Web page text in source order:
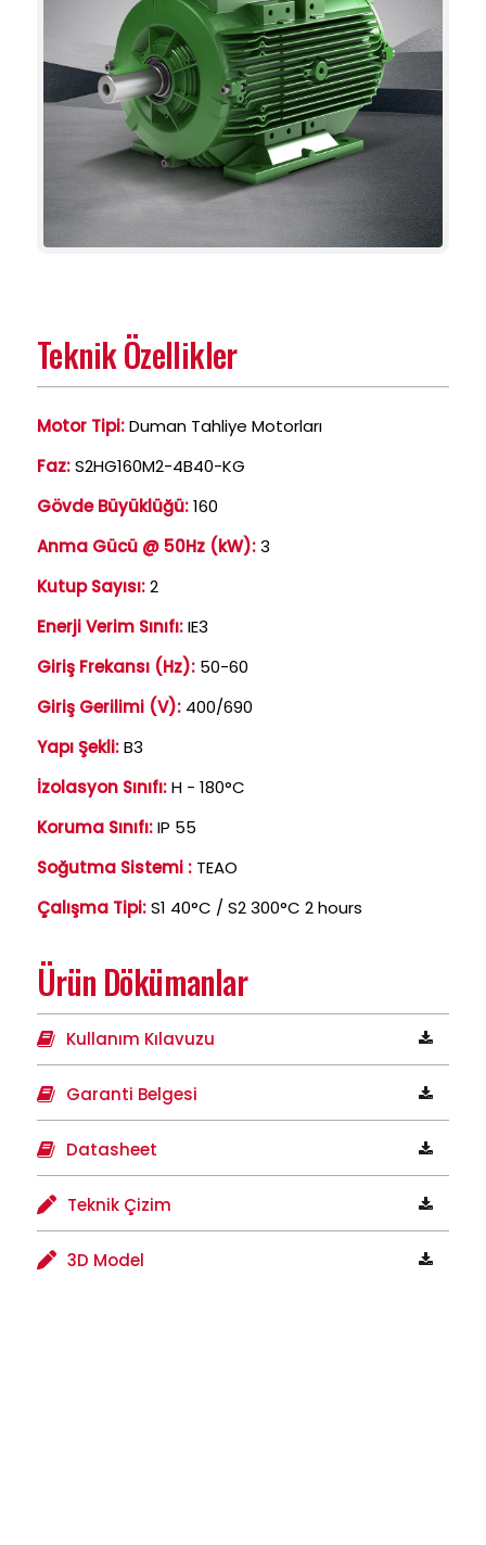
Teknik Özellikler
Motor Tipi:Duman Tahliye Motorları
Faz:S2HG160M2-4B40-KG
Gövde Büyüklüğü:160
Anma Gücü @ 50Hz (kW):3
Kutup Sayısı:2
Enerji Verim Sınıfı:IE3
Giriş Frekansı (Hz): 50-60
Giriş Gerilimi (V): 400/690
Yapı Şekli:B3
İzolasyon Sınıfı:H - 180°C
Koruma Sınıfı:IP 55
Soğutma Sistemi : TEAO
Çalışma Tipi:S1 40°C / S2 300°C 2 hours
Ürün Dökümanlar
Kullanım Kılavuzu
Garanti Belgesi
Datasheet
Teknik Çizim
3D Model